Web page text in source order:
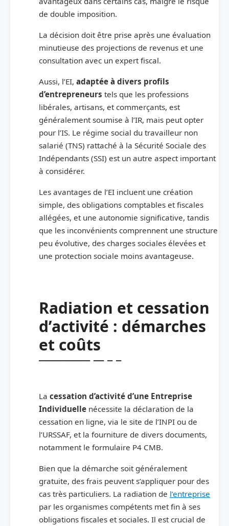
de double imposition.
La décision doit être prise après une évaluation
minutieuse des projections de revenus et une
consultation avec un expert fiscal.
Aussi, l’EI, adaptée à divers profils
d’entrepreneurs tels que les professions
libérales, artisans, et commerçants, est
généralement soumise à l’IR, mais peut opter
pour l’IS. Le régime social du travailleur non
salarié (TNS) rattaché à la Sécurité Sociale des
Indépendants (SSI) est un autre aspect important
à considérer.
Les avantages de l’EI incluent une création
simple, des obligations comptables et fiscales
allégées, et une autonomie significative, tandis
que les inconvénients comprennent une structure
peu évolutive, des charges sociales élevées et
une protection sociale moins avantageuse.
Radiation et cessation
d’activité : démarches
et coûts
La cessation d’activité d’une Entreprise
Individuelle nécessite la déclaration de la
cessation en ligne, via le site de l’INPI ou de
l’URSSAF, et la fourniture de divers documents,
notamment le formulaire P4 CMB.
Bien que la démarche soit généralement
gratuite, des frais peuvent s’appliquer pour des
cas très particuliers. La radiation de l’entreprise
par les organismes compétents met fin à ses
obligations fiscales et sociales. Il est crucial de